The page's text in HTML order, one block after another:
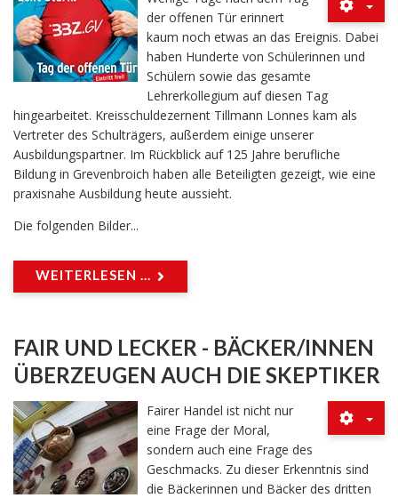
der offenen Tür erinnert
kaum noch etwas an das Ereignis. Dabei
haben Hunderte von Schülerinnen und
Schülern sowie das gesamte
Lehrerkollegium auf diesen Tag
hingearbeitet. Kreisschuldezernent Tillmann Lonnes kam als
Vertreter des Schulträgers, außerdem einige unserer
Ausbildungspartner. Im Rückblick auf 125 Jahre berufliche
Bildung in Grevenbroich haben alle Beteiligten gezeigt, wie eine
praxisnahe Ausbildung heute aussieht.
Die folgenden Bilder...
WEITERLESEN ...
FAIR UND LECKER - BÄCKER/INNEN
ÜBERZEUGEN AUCH DIE SKEPTIKER
Fairer Handel ist nicht nur
eine Frage der Moral,
sondern auch eine Frage des
Geschmacks. Zu dieser Erkenntnis sind
die Bäckerinnen und Bäcker des dritten